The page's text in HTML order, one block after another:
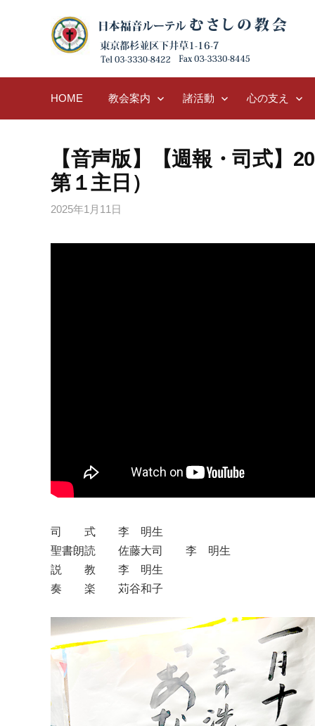
HOME 教会案内 諸活動 心の支え
【音声版】【週報・司式】
第１主日）
2025年1月11日
司 式 李 明生
聖書朗読 佐藤大司 李 明生
説 教 李 明生
奏 楽 苅谷和子